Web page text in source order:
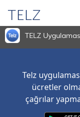
TELZ
TELZ
Telz
ücretler
çağrılar